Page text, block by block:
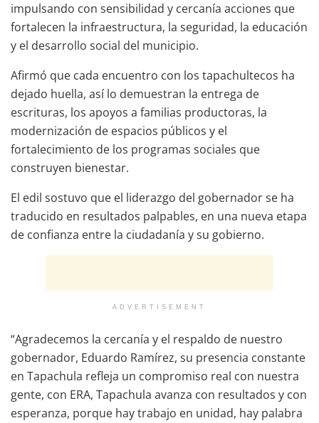
impulsando con sensibilidad y cercanía acciones que
fortalecen la infraestructura, la seguridad, la educación
y el desarrollo social del municipio.
Afirmó que cada encuentro con los tapachultecos ha
dejado huella, así lo demuestran la entrega de
escrituras, los apoyos a familias productoras, la
modernización de espacios públicos y el
fortalecimiento de los programas sociales que
construyen bienestar.
El edil sostuvo que el liderazgo del gobernador se ha
traducido en resultados palpables, en una nueva etapa
de confianza entre la ciudadanía y su gobierno.
ADVERTISEMENT
“Agradecemos la cercanía y el respaldo de nuestro
gobernador, Eduardo Ramírez, su presencia constante
en Tapachula refleja un compromiso real con nuestra
gente, con ERA, Tapachula avanza con resultados y con
esperanza, porque hay trabajo en unidad, hay palabra